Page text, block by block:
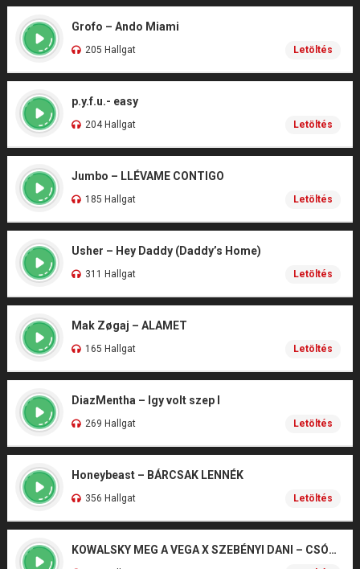
Grofo – Ando Miami
205 Hallgat Letöltés
p.y.f.u.- easy
204 Hallgat Letöltés
Jumbo – LLÉVAME CONTIGO
185 Hallgat Letöltés
Usher – Hey Daddy (Daddy’s Home)
311 Hallgat Letöltés
Mak Zøgaj – ALAMET
165 Hallgat Letöltés
DiazMentha – Igy volt szep I
269 Hallgat Letöltés
Honeybeast – BÁRCSAK LENNÉK
356 Hallgat Letöltés
KOWALSKY MEG A VEGA X SZEBÉNYI DANI – CSÓNAK